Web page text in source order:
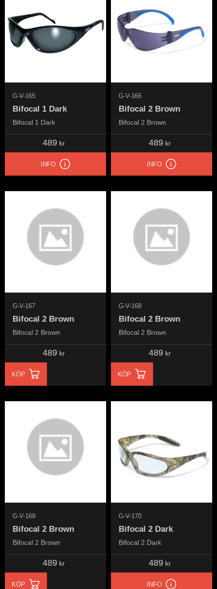
Bifocal 1 Dark
Bifocal 1 Dark
G-V-165
489 kr
INFO
Bifocal 2 Brown
Bifocal 2 Brown
G-V-166
489 kr
INFO
Bifocal 2 Brown
Bifocal 2 Brown
G-V-167
489 kr
KÖP
Bifocal 2 Brown
Bifocal 2 Brown
G-V-168
489 kr
KÖP
Bifocal 2 Brown
Bifocal 2 Brown
G-V-169
489 kr
KÖP
Bifocal 2 Dark
Bifocal 2 Dark
G-V-170
489 kr
INFO